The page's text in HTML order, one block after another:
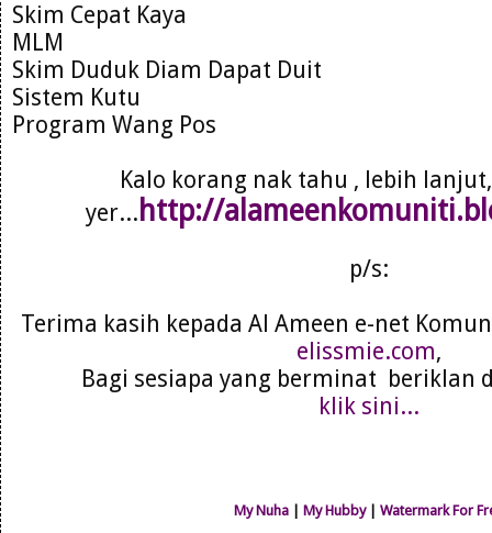
Skim Cepat Kaya
MLM
Skim Duduk Diam Dapat Duit
Sistem Kutu
Program Wang Pos
Kalo korang nak tahu , lebih
yer... http://
p/s:
Terima kasih kepada Al Ameen e-net
elissmie.com,
Bagi sesiapa yang berminat beriklan
klik sini...
My Nuha My Hubby| Watermark For